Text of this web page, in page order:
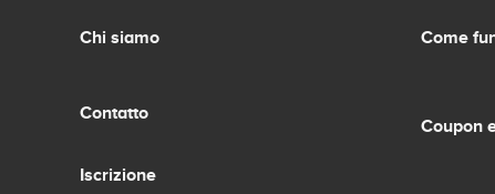
Chi siamo
Contatto
Iscrizione
Come
Coupon